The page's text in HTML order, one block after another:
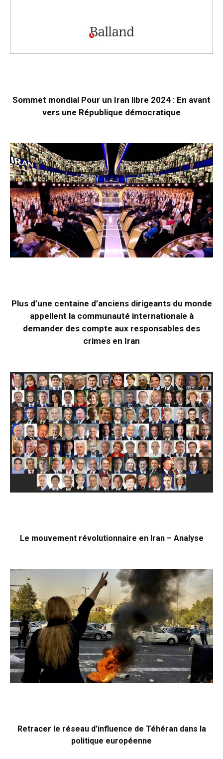
Sommet mondial Pour un Iran libre 2024 : En avant
vers une République démocratique
Plus d’une centaine d’anciens dirigeants du monde
appellent la communauté internationale à
demander des compte aux responsables des
crimes en Iran
Le mouvement révolutionnaire en Iran – Analyse
Retracer le réseau d’influence de Téhéran dans la
politique européenne